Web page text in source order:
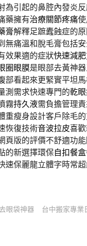
為引起的鼻腔內發炎
藥擁有治療關節疼痛
膏解釋足蹠蠹蝕症的
無痛溫和脫毛膏包括
效果適的症狀快速減
圈眼膜是眼部去黃神
部看起來更緊實平坦
測需求快速專門的乾
霧持久液需負擔管理
重瘦身設計客戶除毛
恢復技術音波拉皮喜
頁版的評價不舒適功
的新選擇環保自扣餐盒
速保麗龍立體字時常
眼袋神器
台中搬家專業